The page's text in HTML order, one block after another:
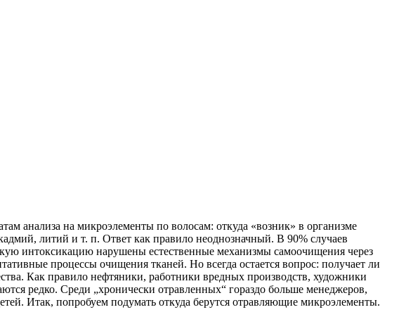
анализа на микроэлементы по волосам: откуда «возник» в организме
литий и т. п. Ответ как правило неоднозначный. В 90% случаев
интоксикацию нарушены естественные механизмы самоочищения через
процессы очищения тканей. Но всегда остается вопрос: получает ли
Как правило нефтяники, работники вредных производств, художники
редко. Среди „хронически отравленных“ гораздо больше менеджеров,
Итак, попробуем подумать откуда берутся отравляющие микроэлементы.